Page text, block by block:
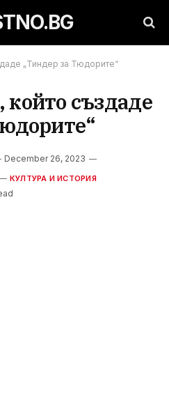
„Тиндер за Тюдорите“
създаде
December 26, 2023
КУЛТУРА И ИСТОРИЯ